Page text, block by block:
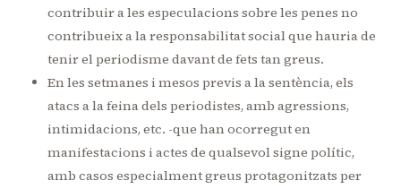
contribuir a les especulacions sobre les penes no
contribueix a la responsabilitat social que hauria de
tenir el periodisme davant de fets tan greus.
En les setmanes i mesos previs a la sentència, els
atacs a la feina dels periodistes, amb agressions,
intimidacions, etc. -que han ocorregut en
manifestacions i actes de qualsevol signe polític,
amb casos especialment greus protagonitzats per